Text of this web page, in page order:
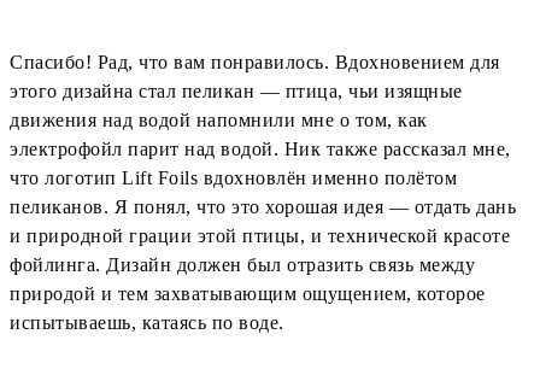
Спасибо! Рад, что вам понравилось. Вдохновением для
этого дизайна стал пеликан — птица, чьи изящные
движения над водой напомнили мне о том, как
электрофойл парит над водой. Ник также рассказал мне,
что логотип Lift Foils вдохновлён именно полётом
пеликанов. Я понял, что это хорошая идея — отдать дань
и природной грации этой птицы, и технической красоте
фойлинга. Дизайн должен был отразить связь между
природой и тем захватывающим ощущением, которое
испытываешь, катаясь по воде.